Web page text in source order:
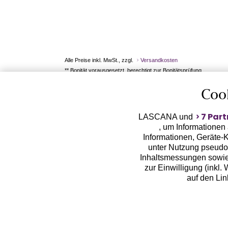
Alle Preise inkl. MwSt., zzgl.
Versandkosten
** Bonität vorausgesetzt, berechtigt zur Bonitätsprüfung
LASCANA und 7
, um
Informationen,
unter Nutzung
Inhaltsmessungen
zur Einwilligung (inkl.
auf den